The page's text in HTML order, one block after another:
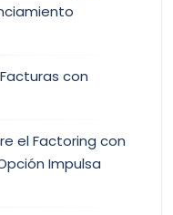
con
el Factoring con
Impulsa